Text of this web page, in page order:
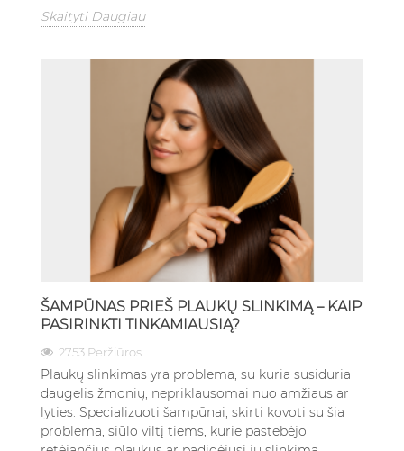
Skaityti Daugiau
ŠAMPŪNAS PRIEŠ PLAUKŲ SLINKIMĄ – KAIP
PASIRINKTI TINKAMIAUSIĄ?
2753 Peržiūros
Plaukų slinkimas yra problema, su kuria susiduria
daugelis žmonių, nepriklausomai nuo amžiaus ar
lyties. Specializuoti šampūnai, skirti kovoti su šia
problema, siūlo viltį tiems, kurie pastebėjo